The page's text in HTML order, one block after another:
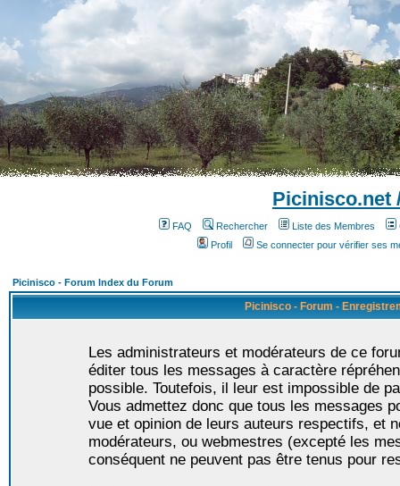
Picinisco.net
FAQ Rechercher Liste des Membres
Profil
Se connecter pour vérifier ses
Picinisco - Forum Index du Forum
Picinisco - Forum -
Les administrateurs et modérateurs de ce
éditer tous les messages à caractère
possible. Toutefois, il leur est impossible de
Vous admettez donc que tous les messages
vue et opinion de leurs auteurs respectifs, et
modérateurs, ou webmestres (excepté les
conséquent ne peuvent pas être tenus pour